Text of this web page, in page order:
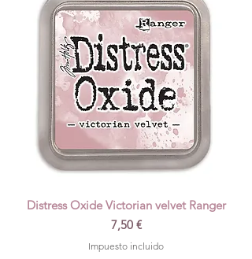
Distress Oxide Victorian velvet Ranger
Precio
7,50 €
Impuesto incluido